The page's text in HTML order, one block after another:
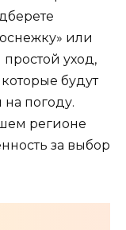
или
уход,
будут
на погоду.
регионе
за выбор